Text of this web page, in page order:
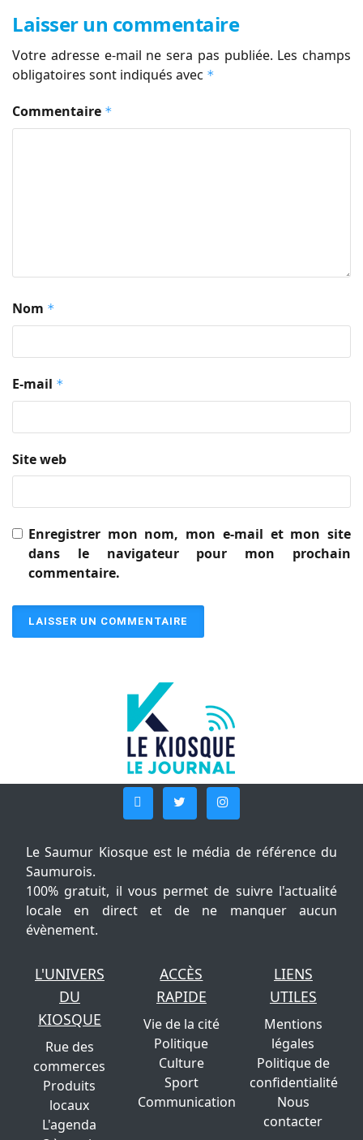
Laisser un commentaire
Votre adresse e-mail ne sera pas publiée. Les champs
obligatoires sont indiqués avec *
Commentaire *
Nom *
E-mail *
Site web
Enregistrer mon nom, mon e-mail et mon site
dans le navigateur pour mon prochain
commentaire.
Le Saumur Kiosque est le média de référence du
Saumurois.
100% gratuit, il vous permet de suivre l'actualité
locale en direct et de ne manquer aucun
évènement.
L'UNIVERS
DU
KIOSQUE
Rue des
commerces
Produits
locaux
L'agenda
ACCÈS
RAPIDE
Vie de la cité
Politique
Culture
Sport
Communication
LIENS
UTILES
Mentions
légales
Politique de
confidentialité
Nous
contacter